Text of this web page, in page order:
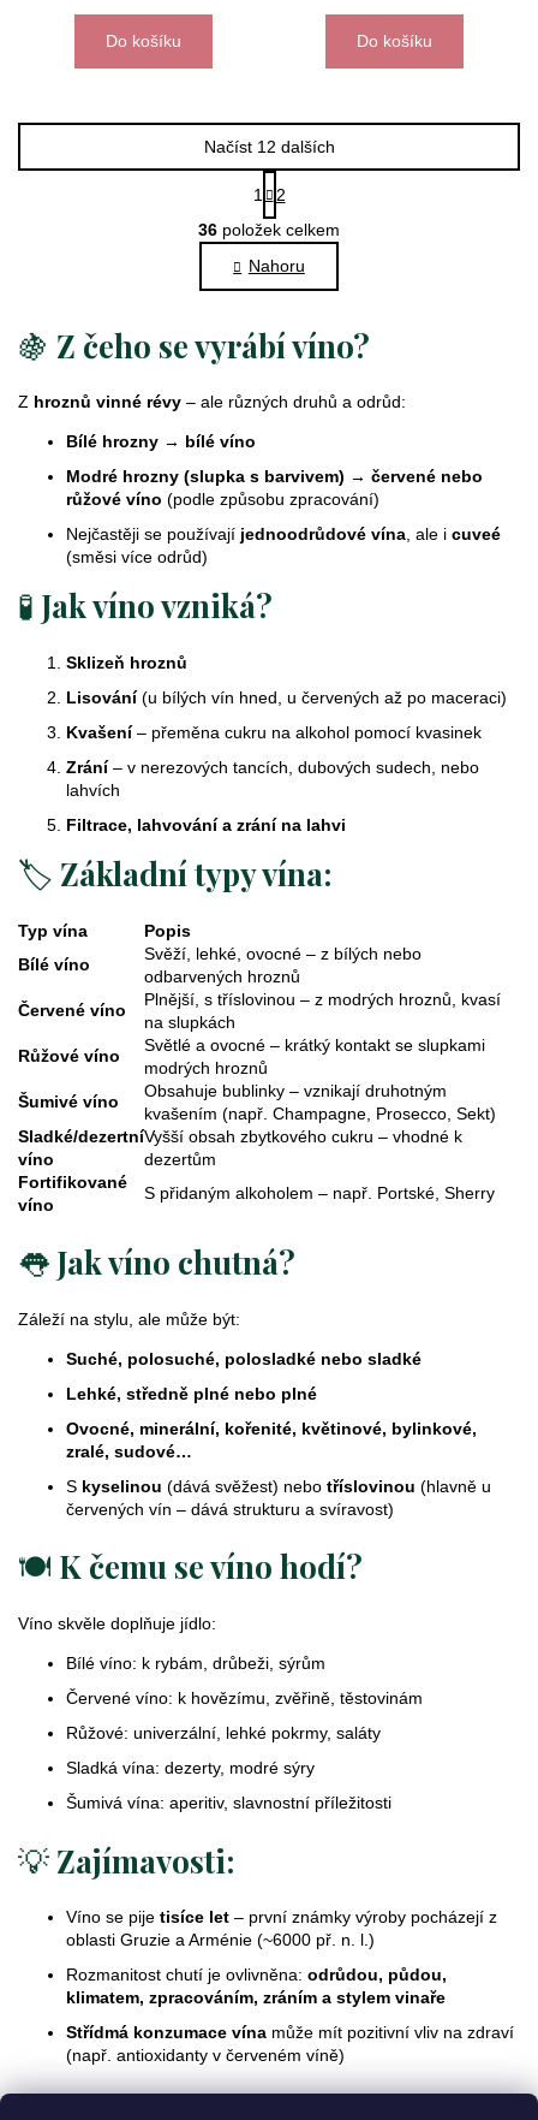
Do košíku Do košíku
O
v
l
á
a
í
v
k
y
ý
p
u
Načíst 12 dalších
S
t
r
á
n
k
v
á
í
1
2
36 položek celkem
Nahoru
🍇 Z čeho se vyrábí víno?
Z hroznů vinné révy – ale různých druhů a odrůd:
Bílé hrozny → bílé víno
Modré hrozny (slupka s barvivem) → červené nebo
růžové víno (podle způsobu zpracování)
Nejčastěji se používají jednoodrůdové vína, ale i cuveé
(směsi více odrůd)
🧪 Jak víno vzniká?
Sklizeň hroznů
Lisování(u bílých vín hned, u červených až po maceraci)
Kvašení– přeměna cukru na alkohol pomocí kvasinek
Zrání– v nerezových tancích, dubových sudech, nebo
lahvích
Filtrace, lahvování a zrání na lahvi
🏷️ Základní typy vína:
Typ vína
Popis
Bílé víno
Svěží, lehké, ovocné – z bílých nebo
odbarvených hroznů
Červené víno
Plnější, s tříslovinou – z modrých hroznů, kvasí
na slupkách
Růžové víno
Světlé a ovocné – krátký kontakt se slupkami
modrých hroznů
Šumivé víno
Obsahuje bublinky – vznikají druhotným
kvašením (např. Champagne, Prosecco, Sekt)
Sladké/dezertní
víno
Vyšší obsah zbytkového cukru – vhodné k
dezertům
Fortifikované
víno
S přidaným alkoholem – např. Portské, Sherry
👅 Jak víno chutná?
Záleží na stylu, ale může být:
Suché, polosuché, polosladké nebo sladké
Lehké, středně plné nebo plné
Ovocné, minerální, kořenité, květinové, bylinkové,
zralé, sudové…
S kyselinou (dává svěžest) nebo tříslovinou (hlavně u
červených vín – dává strukturu a svíravost)
🍽️ K čemu se víno hodí?
Víno skvěle doplňuje jídlo:
Bílé víno: k rybám, drůbeži, sýrům
Červené víno: k hovězímu, zvěřině, těstovinám
Růžové: univerzální, lehké pokrmy, saláty
Sladká vína: dezerty, modré sýry
Šumivá vína: aperitiv, slavnostní příležitosti
💡 Zajímavosti:
Víno se pije tisíce let – první známky výroby pocházejí z
oblasti Gruzie a Arménie (~6000 př. n. l.)
Rozmanitost chutí je ovlivněna: odrůdou, půdou,
klimatem, zpracováním, zráním a stylem vinaře
Střídmá konzumace vína může mít pozitivní vliv na zdraví
(např. antioxidanty v červeném víně)